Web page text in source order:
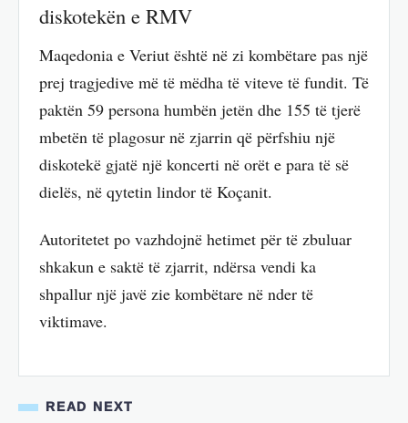
diskotekën e RMV
Maqedonia e Veriut është në zi kombëtare pas një
prej tragjedive më të mëdha të viteve të fundit. Të
paktën 59 persona humbën jetën dhe 155 të tjerë
mbetën të plagosur në zjarrin që përfshiu një
diskotekë gjatë një koncerti në orët e para të së
dielës, në qytetin lindor të Koçanit.
Autoritetet po vazhdojnë hetimet për të zbuluar
shkakun e saktë të zjarrit, ndërsa vendi ka
shpallur një javë zie kombëtare në nder të
viktimave.
READ NEXT